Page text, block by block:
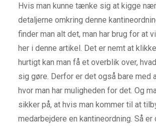
Hvis man kunne tænke sig at kigge
detaljerne omkring denne
finder man alt det, man har brug for at
her i denne artikel. Det er nemt at
hurtigt kan man få et overblik over,
sig gøre. Derfor er det også bare med
hvor man har muligheden for det. Og
sikker på, at hvis man kommer til at
medarbejdere en kantineordning. Så er